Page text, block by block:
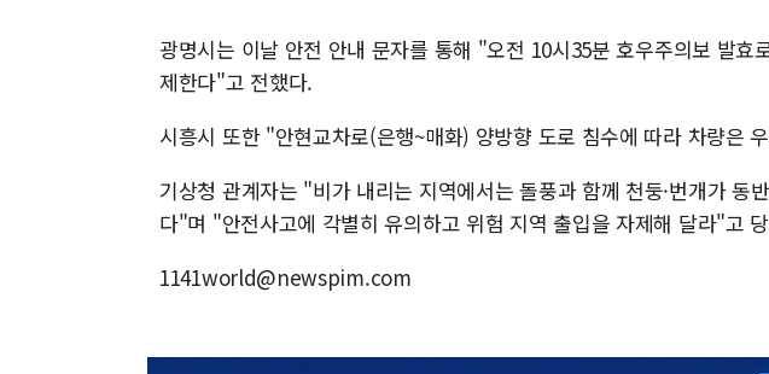
광명시는 이날 안전 안내 문자를 통해 "오전 10시35분 호우주의보 발효
제한다"고 전했다.
시흥시 또한 "안현교차로(은행~매화) 양방향 도로 침수에 따라 차량은
기상청 관계자는 "비가 내리는 지역에서는 돌풍과 함께 천둥·번개가 동
다"며 "안전사고에 각별히 유의하고 위험 지역 출입을 자제해 달라"고
1141world@newspim.com